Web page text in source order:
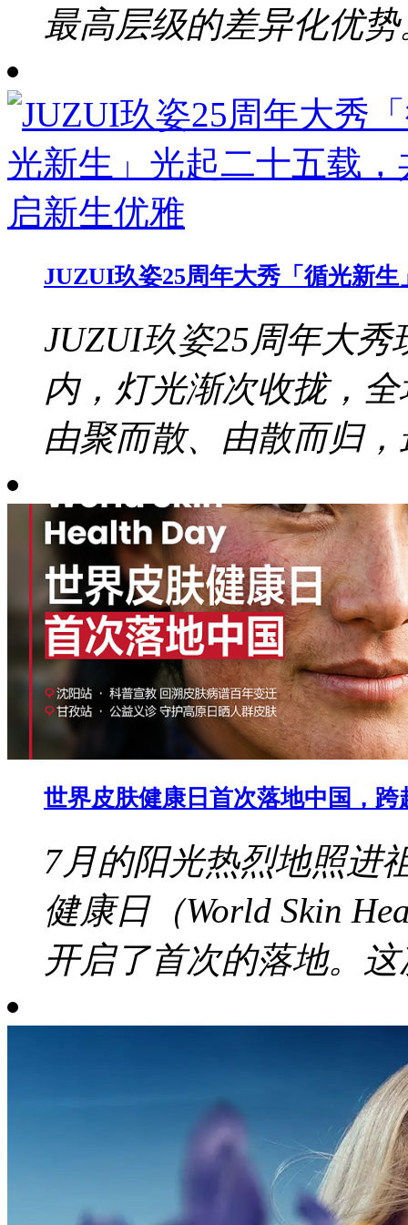
最高层级的差异化优势
JUZUI玖姿25周年大秀「循光新
JUZUI玖姿25周年大秀
内，灯光渐次收拢，
由聚而散、由散而归
世界皮肤健康日首次落地中国，
7月的阳光热烈地照进
健康日（World Skin
开启了首次的落地。这